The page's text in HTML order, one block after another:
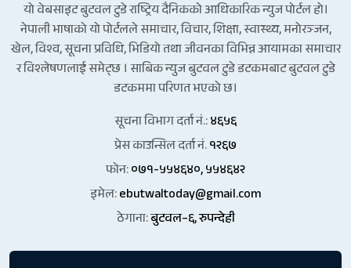
यो वेबसाइट बुटवल टुडे राष्ट्रिय दैनिकको आधिकारिक न्युज पोर्टल हो।
नेपाली भाषाको यो पोर्टलले समाचार, विचार, शिक्षा, स्वास्थ्य, मनोरञ्जन,
खेल, विश्व, सूचना प्रविधि, भिडियो तथा जीवनका विभिन्न आयामका समाचार
र विश्लेषणलाई समेट्छ । साबिक न्युज बुटवल टुडे डटकमबाट बुटवल टुडे
डटकममा परिणत भएको छ।
सूचना विभाग दर्ता नं.:४६५६
प्रेस काउन्सिल दर्ता नं.१२६७
फोन:०७१-५५४६४०, ५५४६४२
इमेल:ebutwaltoday@gmail.com
ठेगाना:बुटवल–६, रुपन्देही